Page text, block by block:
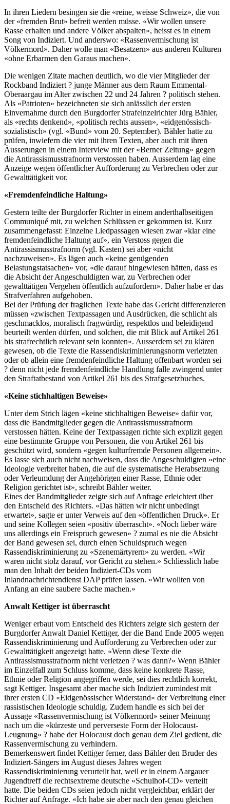
In ihren Liedern besingen sie die «reine, weisse Schweiz», die von
der «fremden Brut» befreit werden müsse. «Wir wollen unsere
Rasse erhalten und andere Völker abspalten», heisst es in einem
Song von Indiziert. Und anderswo: «Rassenvermischung ist
Völkermord». Daher wolle man «Besatzern» aus anderen Kulturen
«ohne Erbarmen den Garaus machen».
Die wenigen Zitate machen deutlich, wo die vier Mitglieder der
Rockband Indiziert ? junge Männer aus dem Raum Emmental-
Oberaargau im Alter zwischen 22 und 24 Jahren ? politisch stehen.
Als «Patrioten» bezeichneten sie sich anlässlich der ersten
Einvernahme durch den Burgdorfer Strafeinzelrichter Jürg Bähler,
als «rechts denkend», «politisch rechts aussen», «eidgenössisch-
sozialistisch» (vgl. «Bund» vom 20. September). Bähler hatte zu
prüfen, inwiefern die vier mit ihren Texten, aber auch mit ihren
Äusserungen in einem Interview mit der «Berner Zeitung» gegen
die Antirassismusstrafnorm verstossen haben. Ausserdem lag eine
Anzeige wegen öffentlicher Aufforderung zu Verbrechen oder zur
Gewalttätigkeit vor.
«Fremdenfeindliche Haltung»
Gestern teilte der Burgdorfer Richter in einem anderthalbseitigen
Communiqué mit, zu welchen Schlüssen er gekommen ist. Kurz
zusammengefasst: Einzelne Liedpassagen wiesen zwar «klar eine
fremdenfeindliche Haltung auf», ein Verstoss gegen die
Antirassismusstrafnorm (vgl. Kasten) sei aber «nicht
nachzuweisen». Es lägen auch «keine genügenden
Belastungstatsachen» vor, «die darauf hingewiesen hätten, dass es
die Absicht der Angeschuldigten war, zu Verbrechen oder
gewalttätigen Vergehen öffentlich aufzufordern». Daher habe er das
Strafverfahren aufgehoben.
Bei der Prüfung der fraglichen Texte habe das Gericht differenzieren
müssen «zwischen Textpassagen und Ausdrücken, die schlicht als
geschmacklos, moralisch fragwürdig, respektlos und beleidigend
beurteilt werden dürfen, und solchen, die mit Blick auf Artikel 261
bis strafrechtlich relevant sein konnten». Ausserdem sei zu klären
gewesen, ob die Texte die Rassendiskriminierungsnorm verletzten
oder ob allein eine fremdenfeindliche Haltung offenbart worden sei
? denn nicht jede fremdenfeindliche Handlung falle zwingend unter
den Straftatbestand von Artikel 261 bis des Strafgesetzbuches.
«Keine stichhaltigen Beweise»
Unter dem Strich lägen «keine stichhaltigen Beweise» dafür vor,
dass die Bandmitglieder gegen die Antirassismusstrafnorm
verstossen hätten. Keine der Textpassagen richte sich explizit gegen
eine bestimmte Gruppe von Personen, die von Artikel 261 bis
geschützt wird, sondern «gegen kulturfremde Personen allgemein».
Es lasse sich auch nicht nachweisen, dass die Angeschuldigten «eine
Ideologie verbreitet haben, die auf die systematische Herabsetzung
oder Verleumdung der Angehörigen einer Rasse, Ethnie oder
Religion gerichtet ist», schreibt Bähler weiter.
Eines der Bandmitglieder zeigte sich auf Anfrage erleichtert über
den Entscheid des Richters. «Das hätten wir nicht unbedingt
erwartet», sagte er unter Verweis auf den «öffentlichen Druck». Er
und seine Kollegen seien «positiv überrascht». «Noch lieber wäre
uns allerdings ein Freispruch gewesen» ? zumal es nie die Absicht
der Band gewesen sei, durch einen Schuldspruch wegen
Rassendiskriminierung zu «Szenemärtyrern» zu werden. «Wir
waren nicht stolz darauf, vor Gericht zu stehen.» Schliesslich habe
man den Inhalt der beiden Indiziert-CDs vom
Inlandnachrichtendienst DAP prüfen lassen. «Wir wollten von
Anfang an eine saubere Sache machen.»
Anwalt Kettiger ist überrascht
Weniger erbaut vom Entscheid des Richters zeigte sich gestern der
Burgdorfer Anwalt Daniel Kettiger, der die Band Ende 2005 wegen
Rassendiskriminierung und Aufforderung zu Verbrechen oder zur
Gewalttätigkeit angezeigt hatte. «Wenn diese Texte die
Antirassismusstrafnorm nicht verletzen ? was dann?» Wenn Bähler
im Einzelfall zum Schluss komme, dass keine konkrete Rasse,
Ethnie oder Religion angegriffen werde, sei dies rechtlich korrekt,
sagt Kettiger. Insgesamt aber mache sich Indiziert zumindest mit
ihrer ersten CD «Eidgenössischer Widerstand» der Verbreitung einer
rassistischen Ideologie schuldig. Zudem handle es sich bei der
Aussage «Rassenvermischung ist Völkermord» seiner Meinung
nach um die «kürzeste und perverseste Form der Holocaust-
Leugnung» ? habe der Holocaust doch genau dem Ziel gedient, die
Rassenvermischung zu verhindern.
Bemerkenswert findet Kettiger ferner, dass Bähler den Bruder des
Indiziert-Sängers im August dieses Jahres wegen
Rassendiskriminierung verurteilt hat, weil er in einem Aargauer
Jugendtreff die rechtsextreme deutsche «Schulhof-CD» verteilt
hatte. Die beiden CDs seien jedoch nicht vergleichbar, erklärt der
Richter auf Anfrage. «Ich habe sie aber nach den genau gleichen